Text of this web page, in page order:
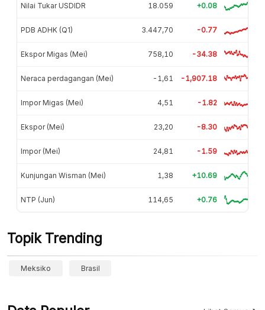
Nilai Tukar USDIDR 18.059 +0.08
PDB ADHK (Q1) 3.447,70 -0.77
Ekspor Migas (Mei) 758,10 -34.38
Neraca perdagangan (Mei) -1,61 -1,907.18
Impor Migas (Mei) 4,51 -1.82
Ekspor (Mei) 23,20 -8.30
Impor (Mei) 24,81 -1.59
Kunjungan Wisman (Mei) 1,38 +10.69
NTP (Jun) 114,65 +0.76
Topik Trending
Meksiko Brasil